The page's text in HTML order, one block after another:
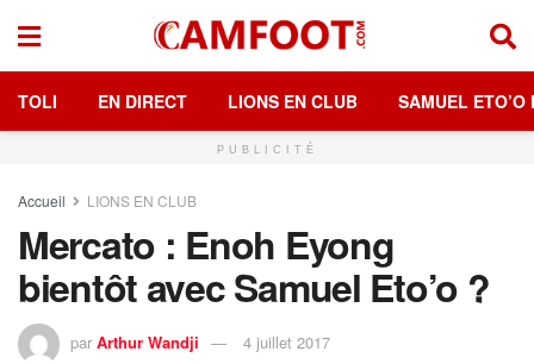
TOLI EN DIRECT LIONS EN CLUB SAMUEL ETO’O
PUBLICITÉ
Accueil LIONS EN CLUB
Mercato : Enoh Eyong
bientôt avec Samuel Eto’o ?
par Arthur Wandji 4 juillet 2017